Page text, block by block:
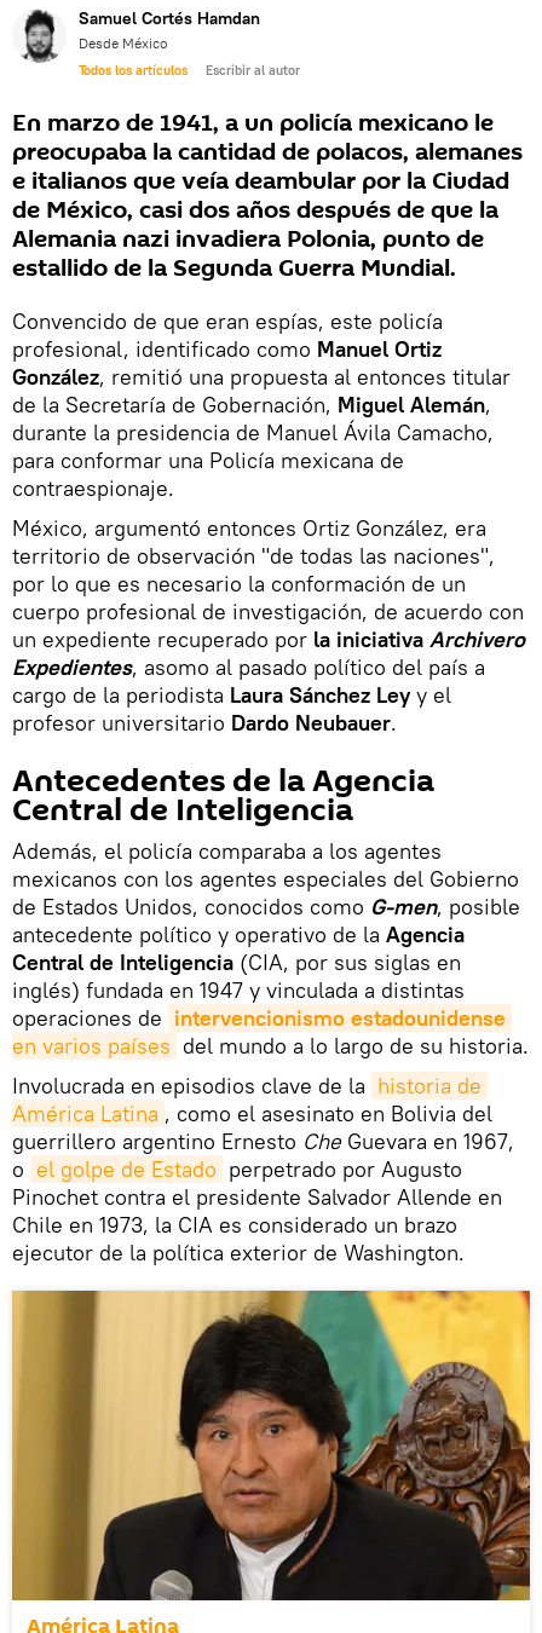
Samuel Cortés Hamdan
Desde México
Todos los artículos Escribir al autor
En marzo de 1941, a un policía mexicano le
preocupaba la cantidad de polacos, alemanes
e italianos que veía deambular por la Ciudad
de México, casi dos años después de que la
Alemania nazi invadiera Polonia, punto de
estallido de la Segunda Guerra Mundial.
Convencido de que eran espías, este policía
profesional, identificado como Manuel Ortiz
González, remitió una propuesta al entonces titular
de la Secretaría de Gobernación, Miguel Alemán,
durante la presidencia de Manuel Ávila Camacho,
para conformar una Policía mexicana de
contraespionaje.
México, argumentó entonces Ortiz González, era
territorio de observación "de todas las naciones",
por lo que es necesario la conformación de un
cuerpo profesional de investigación, de acuerdo con
un expediente recuperado por la iniciativa Archivero
Expedientes, asomo al pasado político del país a
cargo de la periodista Laura Sánchez Leyy el
profesor universitario Dardo Neubauer.
Antecedentes de la Agencia
Central de Inteligencia
Además, el policía comparaba a los agentes
mexicanos con los agentes especiales del Gobierno
de Estados Unidos, conocidos como G-men, posible
antecedente político y operativo de la Agencia
Central de Inteligencia (CIA, por sus siglas en
inglés) fundada en 1947 y vinculada a distintas
operaciones de intervencionismo estadounidense
en varios países del mundo a lo largo de su historia.
Involucrada en episodios clave de la historia de
América Latina , como el asesinato en Bolivia del
guerrillero argentino Ernesto CheGuevara en 1967,
o el golpe de Estado perpetrado por Augusto
Pinochet contra el presidente Salvador Allende en
Chile en 1973, la CIA es considerado un brazo
ejecutor de la política exterior de Washington.
América Latina